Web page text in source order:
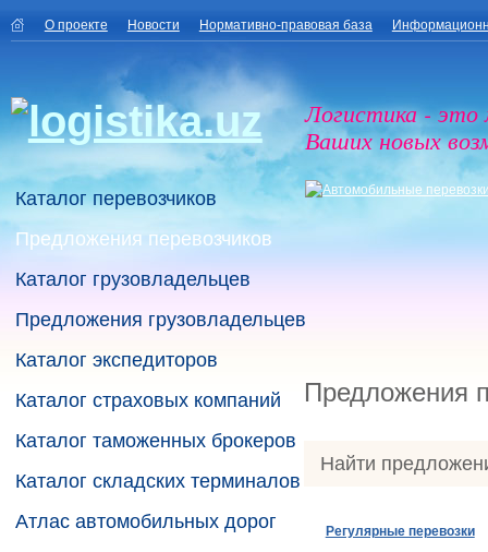
О проекте Новости Нормативно-правовая база
Логистика - это
Ваших новых
Каталог перевозчиков
Предложения перевозчиков
Каталог грузовладельцев
Предложения грузовладельцев
Каталог экспедиторов
Каталог страховых компаний
Каталог таможенных брокеров
Каталог складских терминалов
Атлас автомобильных дорог
Предложения
Найти
Регулярные перевозки